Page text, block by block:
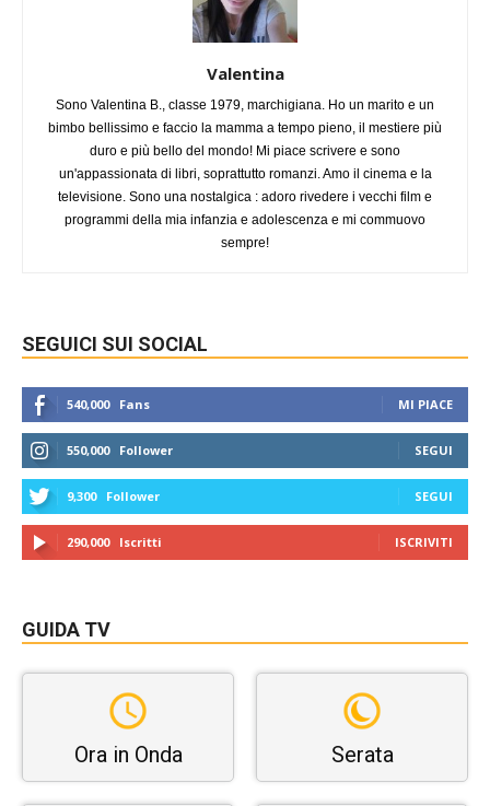
Valentina
Sono Valentina B., classe 1979, marchigiana. Ho un marito e un
bimbo bellissimo e faccio la mamma a tempo pieno, il mestiere più
duro e più bello del mondo! Mi piace scrivere e sono
un'appassionata di libri, soprattutto romanzi. Amo il cinema e la
televisione. Sono una nostalgica : adoro rivedere i vecchi film e
programmi della mia infanzia e adolescenza e mi commuovo
sempre!
SEGUICI SUI SOCIAL
540,000 Fans MI PIACE
550,000 Follower SEGUI
9,300 Follower SEGUI
290,000 Iscritti ISCRIVITI
GUIDA TV
Ora in Onda Serata